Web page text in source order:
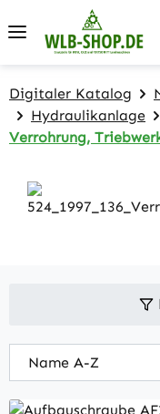
Zum Hauptinhalt
Digitaler Katalog
Hydraulikanlage
Verrohrung,